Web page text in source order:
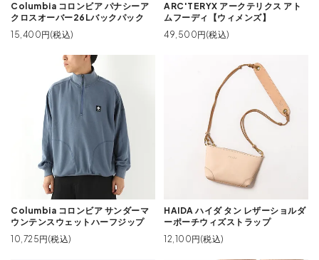
Columbia コロンビア パナシーア
クロスオーバー26Lバックパック
15,400円(税込)
ARC'TERYX アークテリクス アト
ムフーディ【ウィメンズ】
49,500円(税込)
Columbia コロンビア サンダーマ
ウンテンスウェットハーフジップ
10,725円(税込)
HAIDA ハイダ タン レザーショルダ
ーポーチウィズストラップ
12,100円(税込)